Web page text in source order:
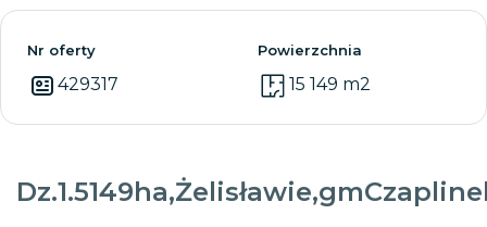
Nr oferty
429317
Powierzchnia
15 149 m2